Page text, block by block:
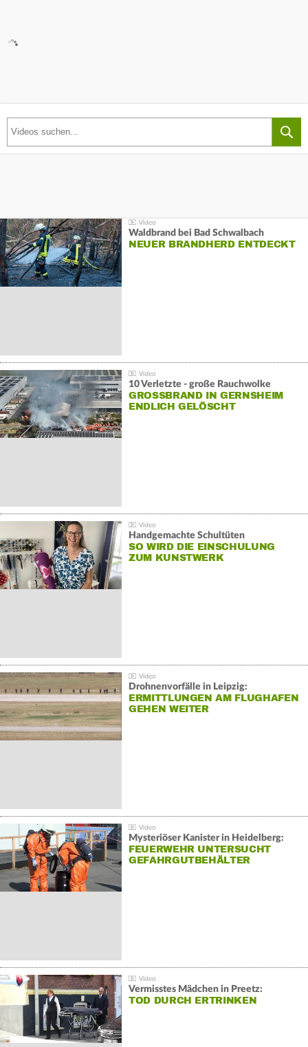
Waldbrand bei Bad Schwalbach
NEUER BRANDHERD ENTDECKT
10 Verletzte - große Rauchwolke
GROSSBRAND IN GERNSHEIM E
NDLICH GELÖSCHT
Handgemachte Schultüten
SO WIRD DIE EINSCHULUNG
ZUM KUNSTWERK
Drohnenvorfälle in Leipzig:
ERMITTLUNGEN AM FLUGHAFEN
GEHEN WEITER
Mysteriöser Kanister in Heidelberg:
FEUERWEHR UNTERSUCHT
GEFAHRGUTBEHÄLTER
Vermisstes Mädchen in Preetz:
TOD DURCH ERTRINKEN